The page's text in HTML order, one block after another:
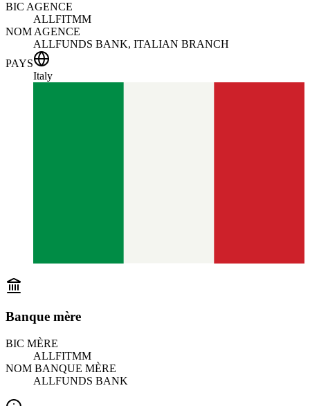
BIC AGENCE
ALLFITMM
NOM AGENCE
ALLFUNDS BANK, ITALIAN BRANCH
PAYS
Italy
Banque mère
BIC MÈRE
ALLFITMM
NOM BANQUE MÈRE
ALLFUNDS BANK